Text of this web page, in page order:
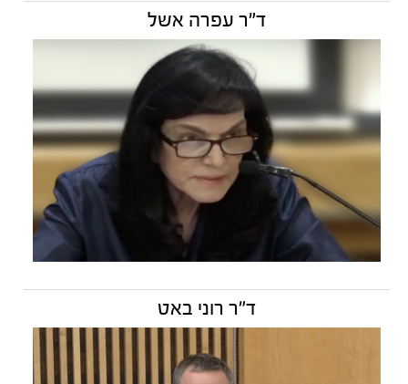
ד"ר עפרה אשל
ד״ר רוני באט